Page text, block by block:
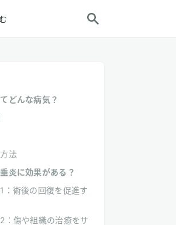
どんな病気？
法
炎に効果がある？
：術後の回復を促進す
：傷や組織の治癒をサ